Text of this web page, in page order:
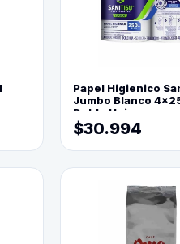
Papel Higienico
Jumbo Blanco
Doble Hoja
$30.994